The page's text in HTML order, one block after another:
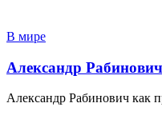
В мире
Александр
Александр Рабинович как